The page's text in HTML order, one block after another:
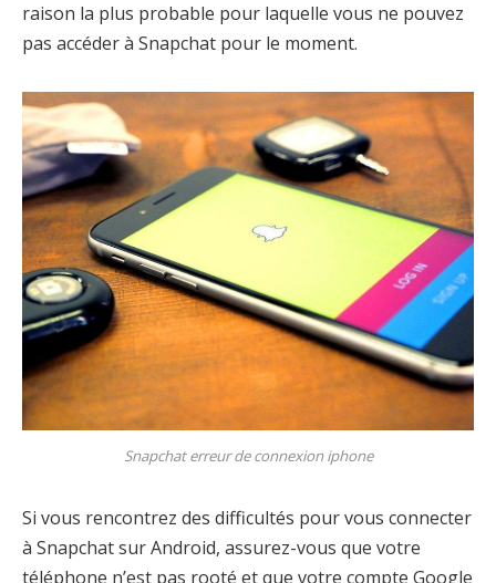
raison la plus probable pour laquelle vous ne pouvez
pas accéder à Snapchat pour le moment.
Snapchat erreur de connexion iphone
Si vous rencontrez des difficultés pour vous connecter
à Snapchat sur Android, assurez-vous que votre
téléphone n’est pas rooté et que votre compte Google